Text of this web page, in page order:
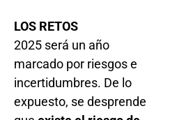
LOS RETOS
2025 será un año
marcado por riesgos e
incertidumbres. De lo
expuesto, se desprende